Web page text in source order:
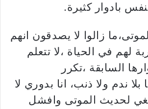
بادوار كثيرة.
زالوا لا يصدقون انهم
لهم في الحياة ،لا تتعلم
السابقة ،تكرر
بلا ندم ولا ذنب، انا بدوري لا
لحديث الموتى وافشل